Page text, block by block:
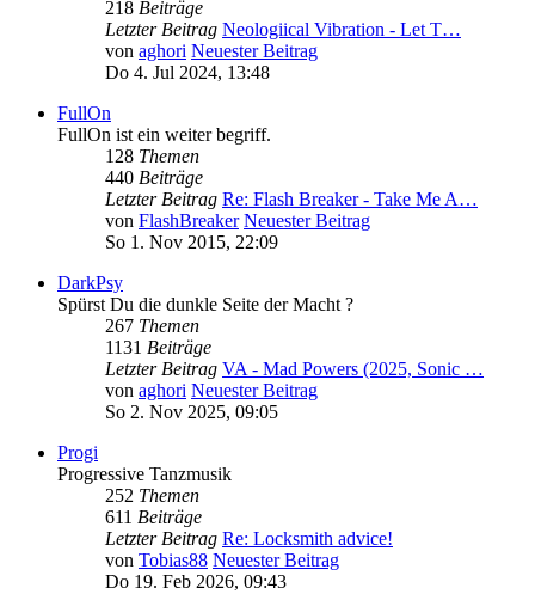
218 Beiträge
Letzter Beitrag Neologiical Vibration - Let T…
von aghori Neuester Beitrag
Do 4. Jul 2024, 13:48
FullOn
FullOn ist ein weiter begriff.
128 Themen
440 Beiträge
Letzter Beitrag Re: Flash Breaker - Take Me A…
von FlashBreaker Neuester Beitrag
So 1. Nov 2015, 22:09
DarkPsy
Spürst Du die dunkle Seite der Macht ?
267 Themen
1131 Beiträge
Letzter Beitrag VA - Mad Powers (2025, Sonic …
von aghori Neuester Beitrag
So 2. Nov 2025, 09:05
Progi
Progressive Tanzmusik
252 Themen
611 Beiträge
Letzter Beitrag Re: Locksmith advice!
von Tobias88 Neuester Beitrag
Do 19. Feb 2026, 09:43